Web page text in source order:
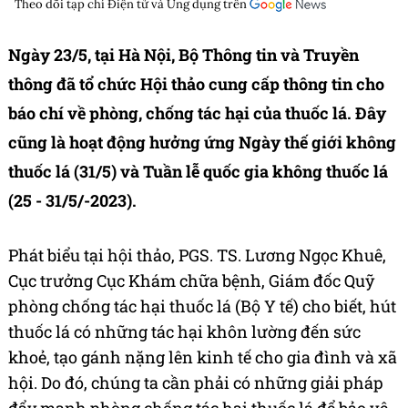
Theo dõi tạp chíĐiện tử và Ứng dụngtrên
Ngày 23/5, tại Hà Nội, Bộ Thông tin và Truyền
thông đã tổ chức Hội thảo cung cấp thông tin cho
báo chí về phòng, chống tác hại của thuốc lá. Đây
cũng là hoạt động hưởng ứng Ngày thế giới không
thuốc lá (31/5) và Tuần lễ quốc gia không thuốc lá
(25 - 31/5/-2023).
Phát biểu tại hội thảo, PGS. TS. Lương Ngọc Khuê,
Cục trưởng Cục Khám chữa bệnh, Giám đốc Quỹ
phòng chống tác hại thuốc lá (Bộ Y tế) cho biết, hút
thuốc lá có những tác hại khôn lường đến sức
khoẻ, tạo gánh nặng lên kinh tế cho gia đình và xã
hội. Do đó, chúng ta cần phải có những giải pháp